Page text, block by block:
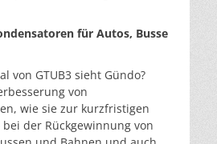
für Autos, Busse
von GTUB3 sieht Gündo?
von
wie sie zur kurzfristigen
der Rückgewinnung von